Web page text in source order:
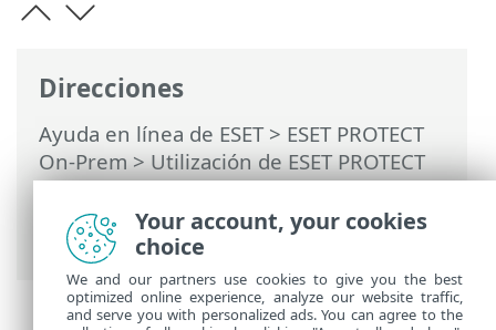
Direcciones
Ayuda en línea de ESET> ESET PROTECT
On-Prem>Utilización de ESET PROTECT
On-Prem>ESET PROTECT On-Prem para
proveedores de servicios administrados
(MSP)> Eliminación de una empresa
Your account, your cookies
choice
We and our partners use cookies to give you the best
optimized online experience, analyze our website traffic,
and serve you with personalized ads. You can agree to the